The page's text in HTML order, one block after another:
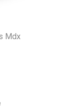
Mdx